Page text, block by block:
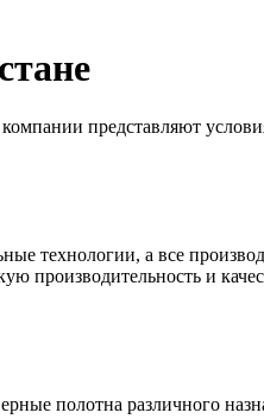
представляют
технологии, а все
производительность и
полотна различного